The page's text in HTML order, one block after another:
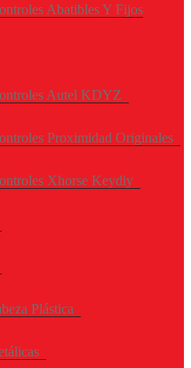
Abatibles Y Fijos
Autel KDYZ
Proximidad Originales
Xhorse Keydiy
Plástica